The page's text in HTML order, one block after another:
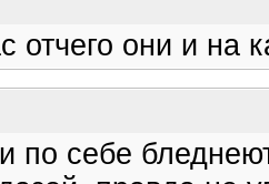
отчего они и на
по себе